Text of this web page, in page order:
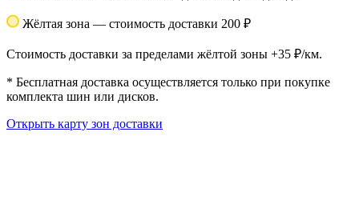
Жёлтая зона — стоимость доставки 200 ₽
Стоимость доставки за пределами жёлтой зоны +35 ₽/км.
* Бесплатная доставка осуществляется только при покупке
комплекта шин или дисков.
Открыть карту зон доставки